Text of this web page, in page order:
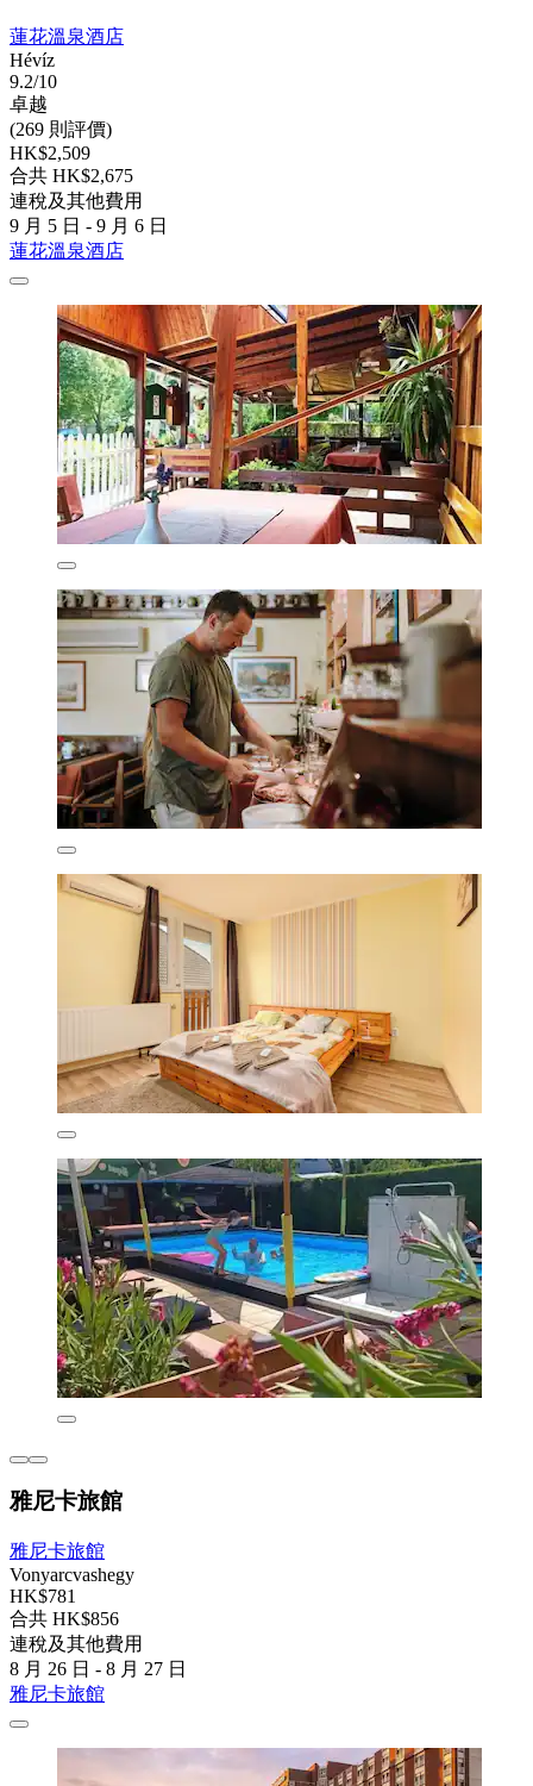
蓮花溫泉酒店
Hévíz
9.2/10
卓越
(269 則評價)
HK$2,509
合共 HK$2,675
連稅及其他費用
9 月 5 日 - 9 月 6 日
蓮花溫泉酒店
雅尼卡旅館
雅尼卡旅館
Vonyarcvashegy
HK$781
合共 HK$856
連稅及其他費用
8 月 26 日 - 8 月 27 日
雅尼卡旅館